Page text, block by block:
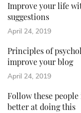
Improve your life
suggestions
April 24, 2019
Principles of
improve your blog
April 24, 2019
Follow these
better at doing this